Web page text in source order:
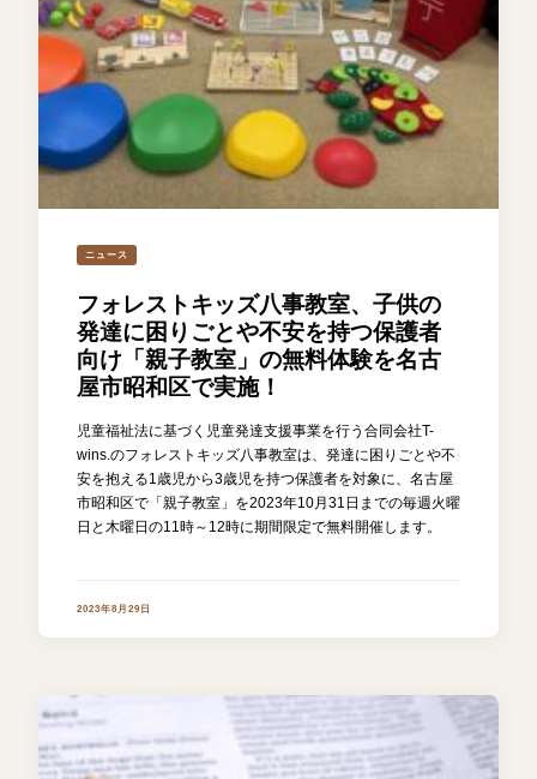
ニュース
フォレストキッズ八事教室、子供の
発達に困りごとや不安を持つ保護者
向け「親子教室」の無料体験を名古
屋市昭和区で実施！
児童福祉法に基づく児童発達支援事業を行う合同会社T-
wins.のフォレストキッズ八事教室は、発達に困りごとや不
安を抱える1歳児から3歳児を持つ保護者を対象に、名古屋
市昭和区で「親子教室」を2023年10月31日までの毎週火曜
日と木曜日の11時～12時に期間限定で無料開催します。
2023年8月29日